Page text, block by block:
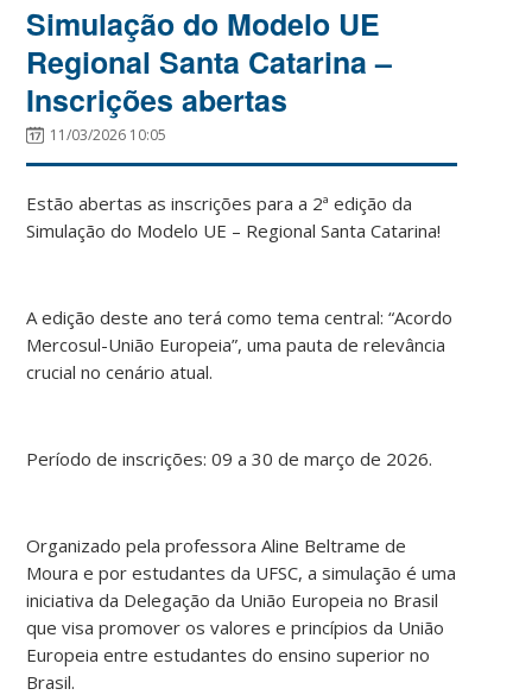
Simulação do Modelo UE
Regional Santa Catarina –
Inscrições abertas
11/03/2026 10:05
Estão abertas as inscrições para a 2ª edição da
Simulação do Modelo UE – Regional Santa Catarina!
A edição deste ano terá como tema central: “Acordo
Mercosul-União Europeia”, uma pauta de relevância
crucial no cenário atual.
Período de inscrições: 09 a 30 de março de 2026.
Organizado pela professora Aline Beltrame de
Moura e por estudantes da UFSC, a simulação é uma
iniciativa da Delegação da União Europeia no Brasil
que visa promover os valores e princípios da União
Europeia entre estudantes do ensino superior no
Brasil.